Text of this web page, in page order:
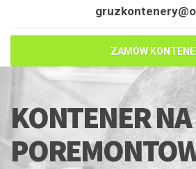
ZAMÓW
KONTENER